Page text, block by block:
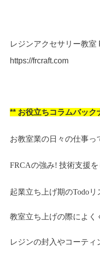
レジンアクセサリー教室
https://frcraft.com
** お役立ちコラムバック
お教室業の日々の仕事っ
FRCAの強み! 技術支援
起業立ち上げ期のTodoリ
教室立ち上げの際によく
レジンの封入やコーティ